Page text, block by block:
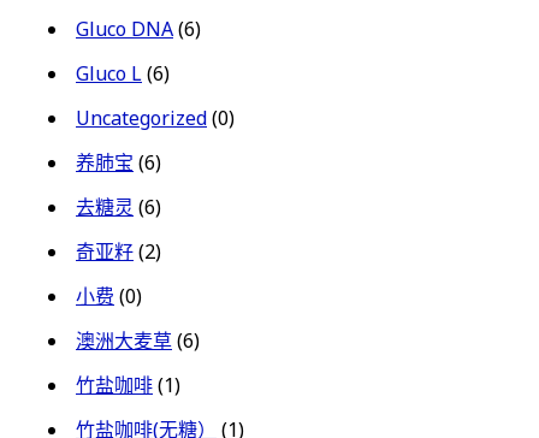
Gluco DNA(6)
Gluco L(6)
Uncategorized(0)
养肺宝 (6)
去糖灵(6)
奇亚籽(2)
小费 (0)
澳洲大麦草(6)
竹盐咖啡(1)
竹盐咖啡(无糖）
(1)